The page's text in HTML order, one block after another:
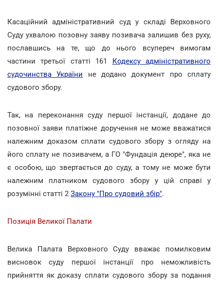
Касаційний адміністративний суд у складі Верховного
Суду ухвалою позовну заяву позивача залишив без руху,
пославшись на те, що до нього всупереч вимогам
частини третьої статті 161 Кодексу адміністративного
судочинства України не додано документ про сплату
судового збору.
Так, на переконання суду першої інстанції, додане до
позовної заяви платіжне доручення не може вважатися
належним доказом сплати судового збору з огляду на
його сплату не позивачем, а ГО "Фундація деюре", яка не
є особою, що звертається до суду, а тому не може бути
належним платником судового збору у цій справі у
розумінні статті 2 Закону "Про судовий збір".
Позиція Великої Палати
Велика Палата Верховного Суду вважає помилковим
висновок суду першої інстанції про неможливість
прийняття як доказу сплати судового збору за подання